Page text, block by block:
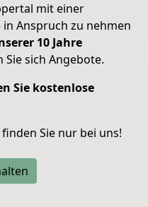
mit einer
in Anspruch zu nehmen
10 Jahre
sich Angebote.
Sie kostenlose
finden Sie nur bei uns!